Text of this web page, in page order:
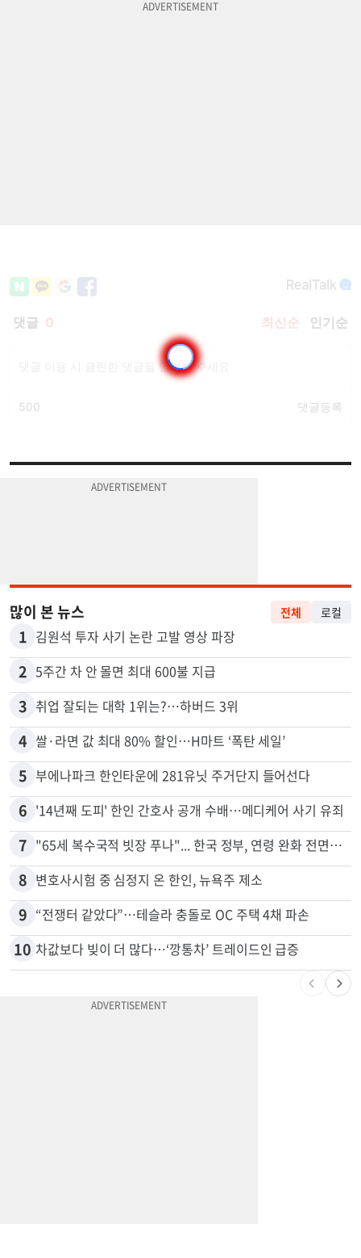
많이 본 뉴스 전체 로컬
1 김원석 투자 사기 논란 고발 영상 파장
2 5주간 차 안 몰면 최대 600불 지급
3 취업 잘되는 대학 1위는?…하버드 3위
4 쌀·라면 값 최대 80% 할인…H마트 ‘폭탄 세일’
5 부에나파크 한인타운에 281유닛 주거단지 들어선다
6 '14년째 도피' 한인 간호사 공개 수배…메디케어 사기 유죄
7 "65세 복수국적 빗장 푸나"... 한국 정부, 연령 완화 전면 추진
8 변호사시험 중 심정지 온 한인, 뉴욕주 제소
9 “전쟁터 같았다”…테슬라 충돌로 OC 주택 4채 파손
10 차값보다 빚이 더 많다…‘깡통차’ 트레이드인 급증